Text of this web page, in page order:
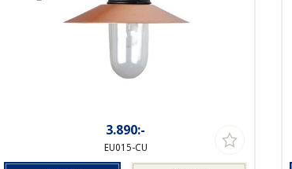
3.890:-
EU015-CU